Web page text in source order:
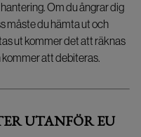
Om du ångrar dig
måste du hämta ut och
ut kommer det att räknas
att debiteras.
UTANFÖR EU